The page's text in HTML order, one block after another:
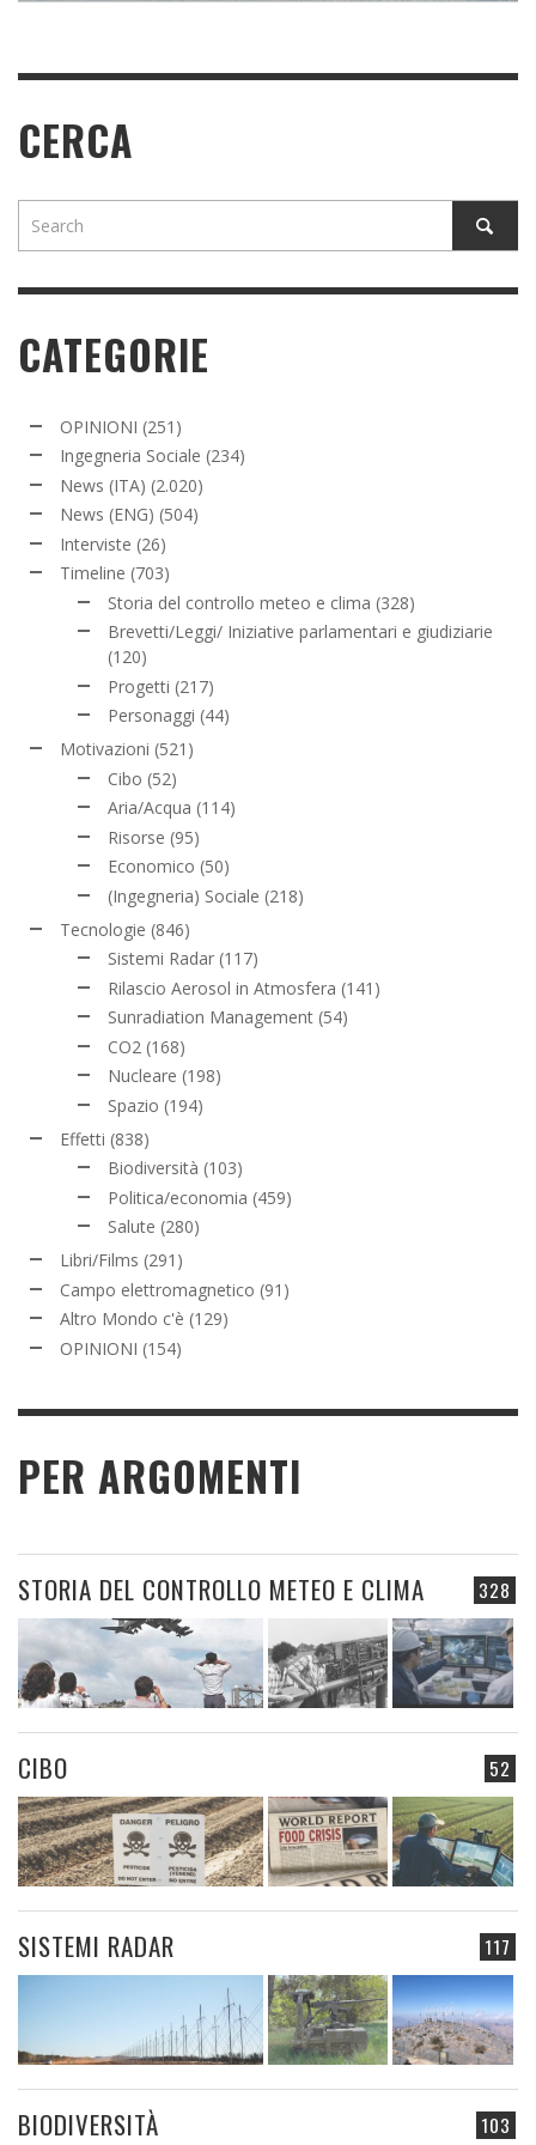
CERCA
CATEGORIE
OPINIONI (251)
Ingegneria Sociale (234)
News (ITA) (2.020)
News (ENG) (504)
Interviste (26)
Timeline (703)
Storia del controllo meteo e clima (328)
Brevetti/Leggi/ Iniziative parlamentari e giudiziarie
(120)
Progetti (217)
Personaggi (44)
Motivazioni (521)
Cibo (52)
Aria/Acqua (114)
Risorse (95)
Economico (50)
(Ingegneria) Sociale (218)
Tecnologie (846)
Sistemi Radar (117)
Rilascio Aerosol in Atmosfera (141)
Sunradiation Management (54)
CO2 (168)
Nucleare (198)
Spazio (194)
Effetti (838)
Biodiversità (103)
Politica/economia (459)
Salute (280)
Libri/Films (291)
Campo elettromagnetico (91)
Altro Mondo c'è (129)
OPINIONI (154)
PER ARGOMENTI
328
STORIA DEL CONTROLLO METEO E CLIMA
52
CIBO
117
SISTEMI RADAR
103
BIODIVERSITÀ